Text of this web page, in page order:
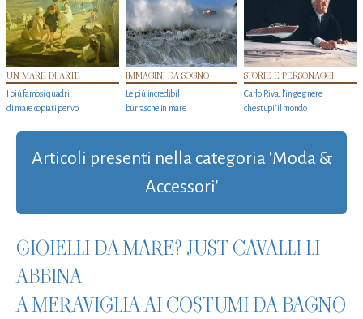
UN MARE DI ARTE
I più famosi quadri
di mare copiati per voi
IMMAGINI DA SOGNO
Le più incredibili
burrasche in mare
STORIE E PERSONAGGI
Carlo Riva, l’ingegnere
che stupi' il mondo
Articoli presenti nella categoria 'Moda &
Accessori'
GIOIELLI DA MARE? JUST CAVALLI LI
ABBINA
A MERAVIGLIA AI COSTUMI DA BAGNO